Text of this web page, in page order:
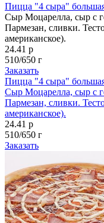
Пицца "4 сыра"
Сыр Моцарелла, сыр с
Пармезан, сливки.
американское).
24.41 р
510/650 г
Заказать
Пицца "4 сыра"
Сыр Моцарелла, сыр с
Пармезан, сливки.
американское).
24.41 р
510/650 г
Заказать